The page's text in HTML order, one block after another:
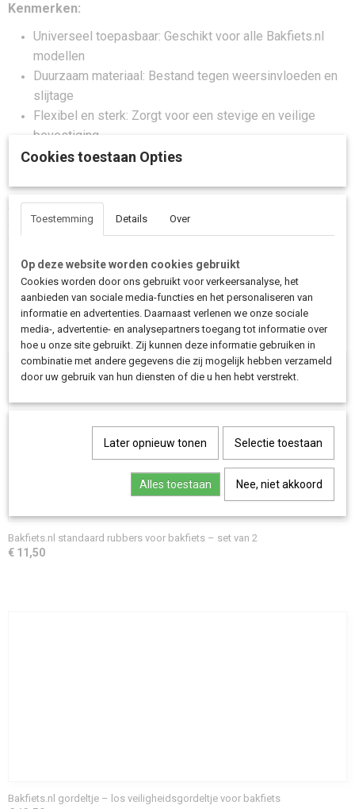
Kenmerken:
Universeel toepasbaar: Geschikt voor alle Bakfiets.nl
modellen
Duurzaam materiaal: Bestand tegen weersinvloeden en
slijtage
Flexibel en sterk: Zorgt voor een stevige en veilige
bevestiging
Per stuk geleverd: Bestel het aantal dat u nodig heeft
geschikt voor alle Bakfiets.nl modellen en zorgt voor een stevige en
Ook interessant
Bakfiets.nl standaard rubbers voor bakfiets – set van 2
€ 11,50
Bakfiets.nl gordeltje – los veiligheidsgordeltje voor bakfiets
Cookies toestaan Opties
Toestemming Details Over
Op deze website worden cookies gebruikt
Cookies worden door ons gebruikt voor verkeersanalyse, het
aanbieden van sociale media-functies en het personaliseren van
informatie en advertenties. Daarnaast verlenen we onze sociale
media-, advertentie- en analysepartners toegang tot informatie over
hoe u onze site gebruikt. Zij kunnen deze informatie gebruiken in
combinatie met andere gegevens die zij mogelijk hebben verzameld
door uw gebruik van hun diensten of die u hen hebt verstrekt.
Later opnieuw tonen Selectie toestaan
Alles toestaan Nee, niet akkoord